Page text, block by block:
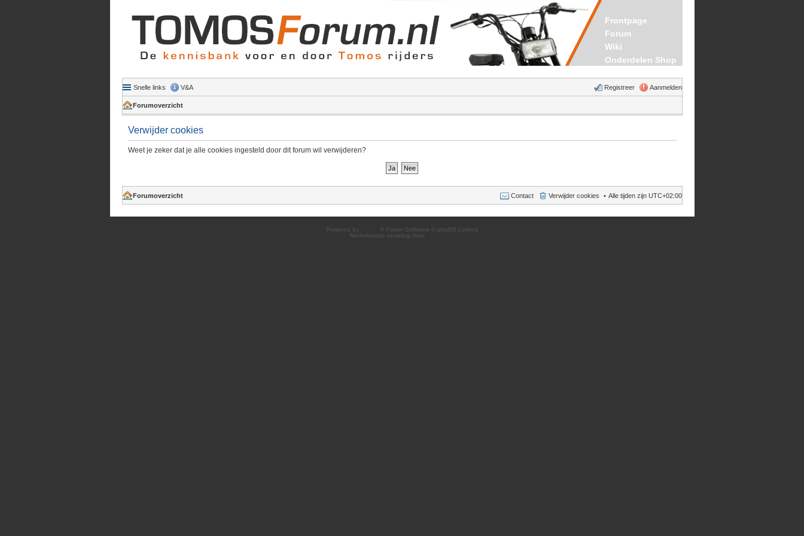
Frontpage
Forum
Wiki
Onderdelen Shop
Snelle links V&A Aanmelden
Registreer
Forumoverzicht
Verwijder cookies
Weet je zeker dat je alle cookies ingesteld door dit forum wil verwijderen?
Forumoverzicht Alle tijden zijn UTC+02:00
Verwijder cookies
Contact
Powered by
® Forum Software © phpBB Limited
Nederlandse vertaling door